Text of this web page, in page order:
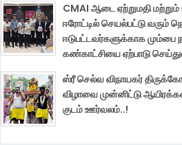
CMAI ஆடை ஏற்றுமதி மற்றும்
ஈரோட்டில் செயல்பட்டு வரும்
ஈடுபட்டவர்களுக்காக மும்பை
கண்காட்சியை ஏற்பாடு
ஸ்ரீ செல்வ விநாயகர்
விழாவை முன்னிட்டு
குடம் ஊர்வலம்..!